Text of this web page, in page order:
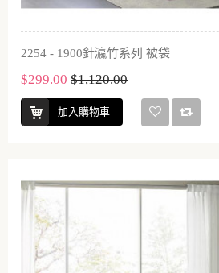
2254 - 1900針瀛竹系列 被袋
$299.00 $1,120.00
加入購物車